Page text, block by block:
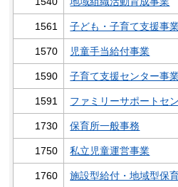
1561 子ども・子育て支援事
1570 児童手当給付事業
1590 子育て支援センター事
1591 ファミリーサポートセ
1730 保育所一般事務
1750 私立児童運営事業
1760 施設型給付・地域型保